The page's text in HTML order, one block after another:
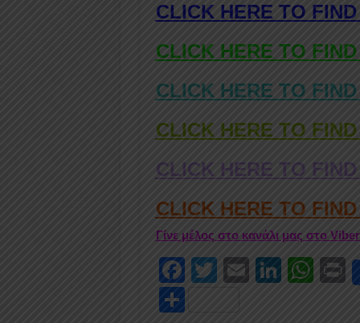
CLICK HERE TO
CLICK HERE TO
CLICK HERE TO
CLICK HERE TO
CLICK HERE TO
CLICK HERE TO
Γίνε μέλος στο κανάλι μας στο
F
a
T
E
Li
W